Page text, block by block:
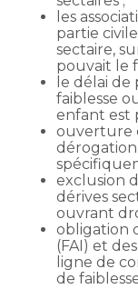
les
partie
sectaire,
pouvait le
le délai de
faiblesse
enfant est
ouverture
dérogation
exclusion
dérives
ouvrant
obligation
(FAI) et
ligne de
de